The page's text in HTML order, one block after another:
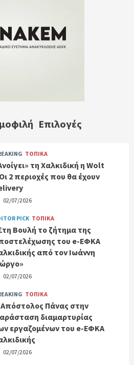
Επιλογές
ΤΟΠΙΚΑ
τη Χαλκιδική η Wolt
2 περιοχές που θα έχουν
02/07/2026
PICK ΤΟΠΙΚΑ
Βουλή το ζήτημα της
του e-ΕΦΚΑ
από τον Ιωάννη
02/07/2026
ΤΟΠΙΚΑ
Πάνας στην
διαμαρτυρίας
εργαζομένων του e-ΕΦΚΑ
02/07/2026